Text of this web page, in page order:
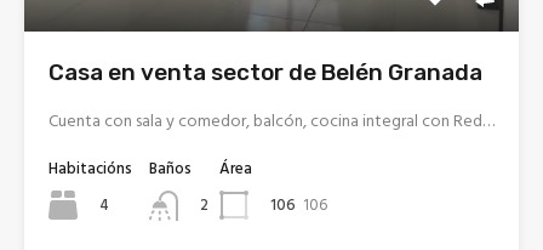
Casa en venta sector de Belén Granada
Cuenta con sala y comedor, balcón, cocina integral con Red…
Habitacións
4
Baños
2
Área
106 106